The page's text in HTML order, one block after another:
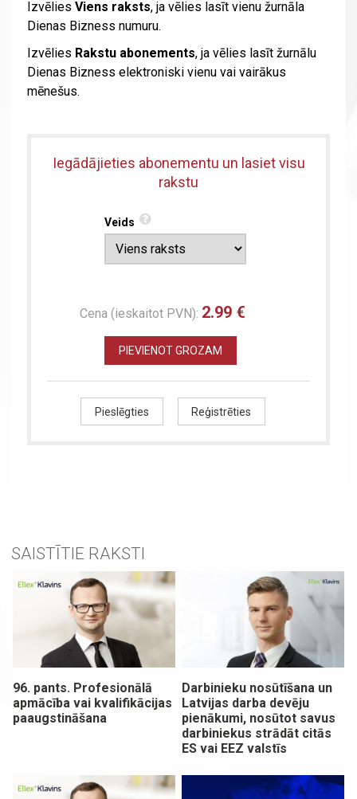
Izvēlies Viens raksts, ja vēlies lasīt vienu žurnāla
Dienas Bizness numuru.
Izvēlies Rakstu abonements, ja vēlies lasīt žurnālu
Dienas Bizness elektroniski vienu vai vairākus
mēnešus.
Iegādājieties abonementu un lasiet visu
rakstu
Veids
Cena (ieskaitot PVN): 2.99 €
PIEVIENOT GROZAM
Pieslēgties Reģistrēties
SAISTĪTIE RAKSTI
96. pants. Profesionālā
apmācība vai kvalifikācijas
paaugstināšana
Darbinieku nosūtīšana un
Latvijas darba devēju
pienākumi, nosūtot savus
darbiniekus strādāt citās
ES vai EEZ valstīs